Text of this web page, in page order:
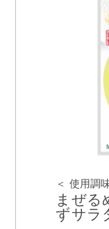
＜ 使用調
まぜる
ずサラ